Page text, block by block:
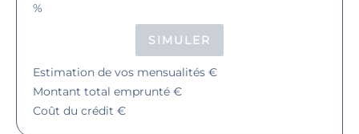
%
SIMULER
Estimation de vos mensualités €
Montant total emprunté €
Coût du crédit €